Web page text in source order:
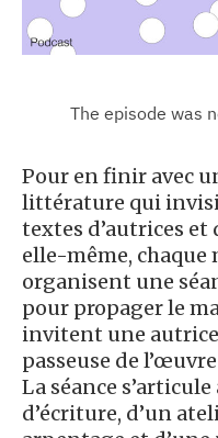
Pour en finir avec
littérature qui
textes d’autrices
elle-même, chaque
organisent une
pour propager le
invitent une
passeuse de
La séance
d’écriture, d’un